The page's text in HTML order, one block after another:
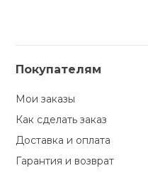
Покупателям
Мои заказы
Как сделать заказ
Доставка и оплата
Гарантия и возврат